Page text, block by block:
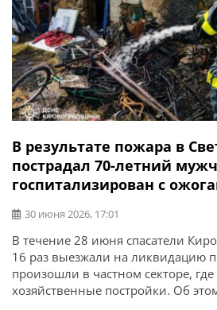
В результате пожара в
пострадал 70-летний
госпитализирован с
30 июня 2026, 17:01
В течение 28 июня спасатели
16 раз выезжали на ликвидацию
произошли в частном секторе, где
хозяйственные постройки. Об